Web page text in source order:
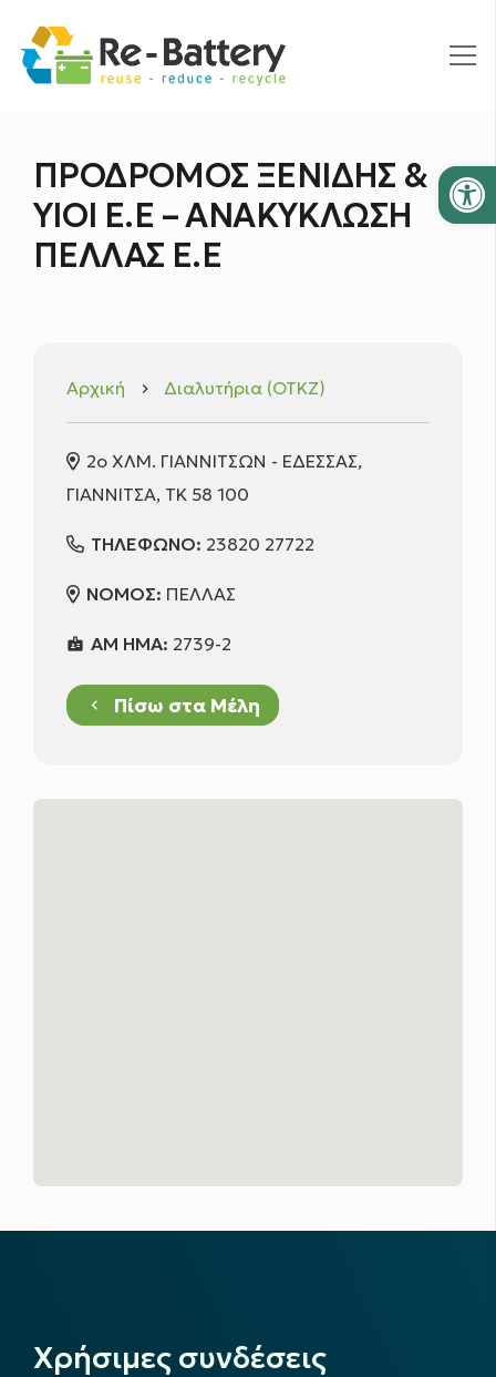
ΠΡΟΔΡΟΜΟΣ ΞΕΝΙΔΗΣ &
ΥΙΟΙ Ε.Ε – ΑΝΑΚΥΚΛΩΣΗ
ΠΕΛΛΑΣ E.E
Αρχική keyboard_arrow_right Διαλυτήρια (ΟΤΚΖ)
2ο ΧΛΜ. ΓΙΑΝΝΙΤΣΩΝ - ΕΔΕΣΣΑΣ,
ΓΙΑΝΝΙΤΣΑ, ΤΚ 58 100
ΤΗΛΕΦΩΝΟ: 23820 27722
ΝΟΜΟΣ: ΠΕΛΛΑΣ
badge ΑΜ ΗΜΑ: 2739-2
keyboard_arrow_left Πίσω στα Μέλη
Χρήσιμες συνδέσεις